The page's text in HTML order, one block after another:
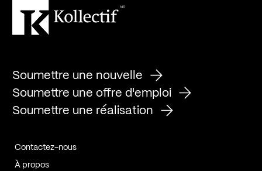
Soumettre une nouvelle
Soumettre une offre d'emploi
Soumettre une réalisation
Contactez-nous
À propos